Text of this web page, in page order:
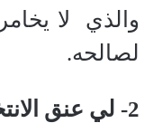
والذي
لا
لصالحه.
2- لي عنق الانتخابات